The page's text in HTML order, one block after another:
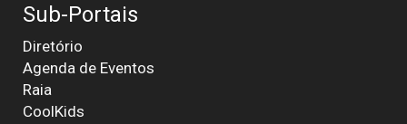
Sub-Portais
Diretório
Agenda de Eventos
Raia
CoolKids